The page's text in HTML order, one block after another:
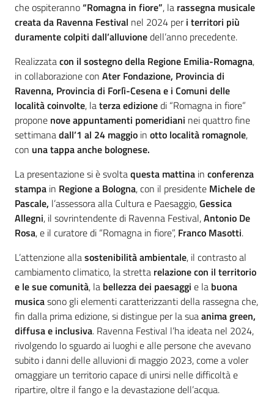
che ospiteranno“Romagna in fiore”, la rassegna musicale
creata da Ravenna Festival nel 2024 peri territori più
duramente colpiti dall’alluvionedell’anno precedente.
Realizzatacon il sostegno della Regione Emilia-Romagna,
in collaborazione con Ater Fondazione, Provincia di
Ravenna, Provincia di Forlì-Cesena e i Comuni delle
località coinvolte, laterza edizionedi “Romagna in fiore”
propone nove appuntamenti pomeridiani nei quattro fine
settimanadall’1 al 24 maggio in otto località romagnole,
con una tappa anche bolognese.
La presentazione si è svoltaquesta mattina in conferenza
stampa in Regione a Bologna, con il presidente Michele de
Pascale, l’assessora alla Cultura e Paesaggio,Gessica
Allegni, il sovrintendente di Ravenna Festival,Antonio De
Rosa, e il curatore di “Romagna in fiore”, Franco Masotti.
L’attenzione allasostenibilità ambientale, il contrasto al
cambiamento climatico, la stretta relazione con il territorio
e le sue comunità, la bellezza dei paesaggi e la buona
musicasono gli elementi caratterizzanti della rassegna che,
fin dalla prima edizione, si distingue per la suaanima green,
diffusa e inclusiva. Ravenna Festival l’ha ideata nel 2024,
rivolgendo lo sguardo ai luoghi e alle persone che avevano
subito i danni delle alluvioni di maggio 2023, come a voler
omaggiare un territorio capace di unirsi nelle difficoltà e
ripartire, oltre il fango e la devastazione dell’acqua.